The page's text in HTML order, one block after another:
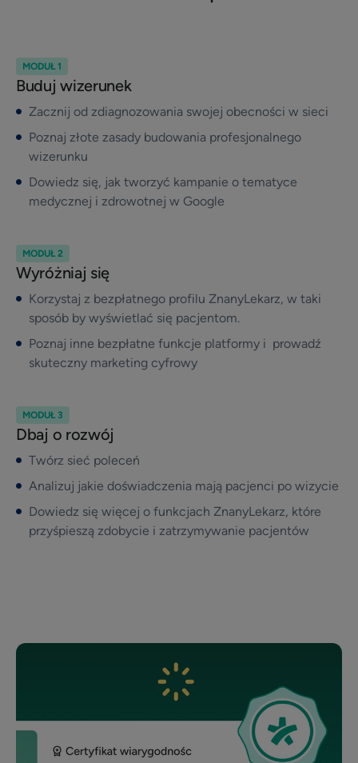
MODUŁ 1
Buduj wizerunek
Zacznij od zdiagnozowania swojej obecności w sieci
Poznaj złote zasady budowania profesjonalnego
wizerunku
Dowiedz się, jak tworzyć kampanie o tematyce
medycznej i zdrowotnej w Google
MODUŁ 2
Wyróżniaj się
Korzystaj z bezpłatnego profilu ZnanyLekarz, w taki
sposób by wyświetlać się pacjentom.
Poznaj inne bezpłatne funkcje platformy i prowadź
skuteczny marketing cyfrowy
MODUŁ 3
Dbaj o rozwój
Twórz sieć poleceń
Analizuj jakie doświadczenia mają pacjenci po wizycie
Dowiedz się więcej o funkcjach ZnanyLekarz, które
przyśpieszą zdobycie i zatrzymywanie pacjentów